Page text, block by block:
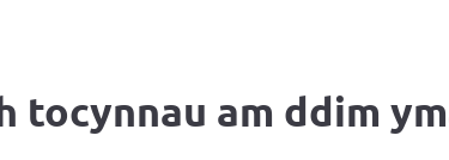
tocynnau am ddim